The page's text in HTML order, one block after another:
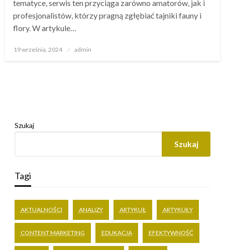
tematyce, serwis ten przyciąga zarówno amatorów, jak i
profesjonalistów, którzy pragną zgłębiać tajniki fauny i
flory. W artykule…
Opublikowane
19 września, 2024 admin
Szukaj
Szukaj
Tagi
AKTUALNOŚCI ANALIZY ARTYKUŁ ARTYKUŁY
CONTENT MARKETING EDUKACJA EFEKTYWNOŚĆ